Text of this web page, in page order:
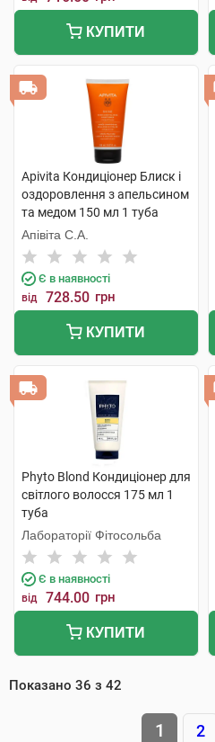
КУПИТИ
Apivita Кондиціонер Блиск і
оздоровлення з апельсином
та медом 150 мл 1 туба
Апівіта С.А.
Є в наявності
від 728.50 грн
КУПИТИ
Phyto Blond Кондиціонер для
світлого волосся 175 мл 1
туба
Лабораторії Фітосольба
Є в наявності
від 744.00 грн
КУПИТИ
Показано 36 з 42
1 2